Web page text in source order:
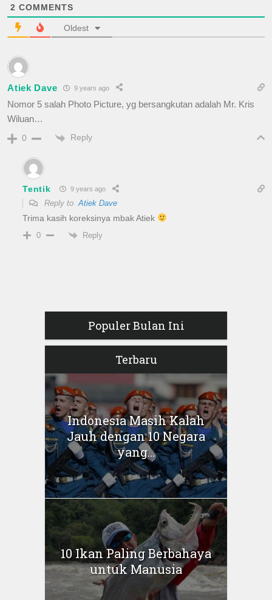
2 COMMENTS
Oldest
Atiek Dave 9 years ago
Nomor 5 salah Photo Picture, yg bersangkutan adalah Mr. Kris
Wiluan…
0 Reply
Tentik 9 years ago
Reply toAtiek Dave
Trima kasih koreksinya mbak Atiek
0 Reply
Populer Bulan Ini
Terbaru
Indonesia Masih Kalah
Jauh dengan 10 Negara
yang...
10 Ikan Paling Berbahaya
untuk Manusia